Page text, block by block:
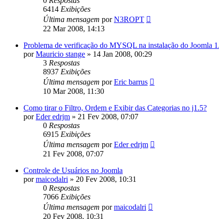
6414 Exibições
Última mensagem porN3ROPT
22 Mar 2008, 14:13
Problema de verificação do MYSQL na instalação do Joomla
porMauricio stange » 14 Jan 2008, 00:29
3 Respostas
8937 Exibições
Última mensagem porEric barrus
10 Mar 2008, 11:30
Como tirar o Filtro, Ordem e Exibir das Categorias no j1.5?
porEder edrjm » 21 Fev 2008, 07:07
0 Respostas
6915 Exibições
Última mensagem porEder edrjm
21 Fev 2008, 07:07
Controle de Usuários no Joomla
pormaicodalri » 20 Fev 2008, 10:31
0 Respostas
7066 Exibições
Última mensagem pormaicodalri
20 Fev 2008, 10:31